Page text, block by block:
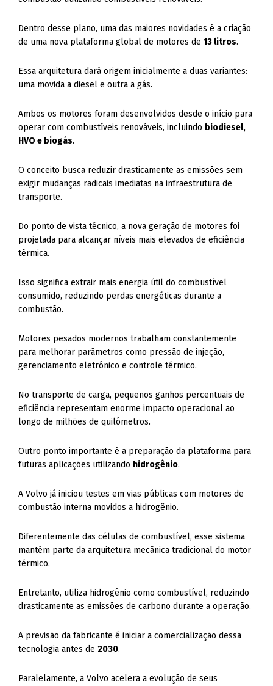
Dentro desse plano, uma das maiores novidades é a criação
de uma nova plataforma global de motores de13 litros.
Essa arquitetura dará origem inicialmente a duas variantes:
uma movida a diesel e outra a gás.
Ambos os motores foram desenvolvidos desde o início para
operar com combustíveis renováveis, incluindo biodiesel,
HVO e biogás.
O conceito busca reduzir drasticamente as emissões sem
exigir mudanças radicais imediatas na infraestrutura de
transporte.
Do ponto de vista técnico, a nova geração de motores foi
projetada para alcançar níveis mais elevados de eficiência
térmica.
Isso significa extrair mais energia útil do combustível
consumido, reduzindo perdas energéticas durante a
combustão.
Motores pesados modernos trabalham constantemente
para melhorar parâmetros como pressão de injeção,
gerenciamento eletrônico e controle térmico.
No transporte de carga, pequenos ganhos percentuais de
eficiência representam enorme impacto operacional ao
longo de milhões de quilômetros.
Outro ponto importante é a preparação da plataforma para
futuras aplicações utilizando hidrogênio.
A Volvo já iniciou testes em vias públicas com motores de
combustão interna movidos a hidrogênio.
Diferentemente das células de combustível, esse sistema
mantém parte da arquitetura mecânica tradicional do motor
térmico.
Entretanto, utiliza hidrogênio como combustível, reduzindo
drasticamente as emissões de carbono durante a operação.
A previsão da fabricante é iniciar a comercialização dessa
tecnologia antes de2030.
Paralelamente, a Volvo acelera a evolução de seus